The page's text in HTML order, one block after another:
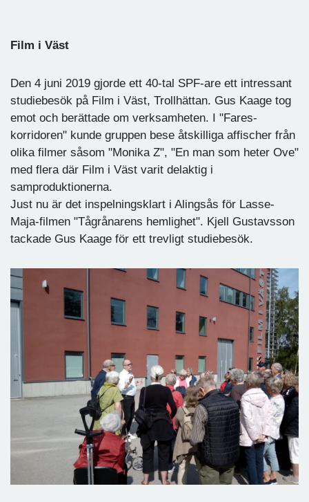
Film i Väst
Den 4 juni 2019 gjorde ett 40-tal SPF-are ett intressant
studiebesök på Film i Väst, Trollhättan. Gus Kaage tog
emot och berättade om verksamheten. I "Fares-
korridoren" kunde gruppen bese åtskilliga affischer från
olika filmer såsom "Monika Z", "En man som heter Ove"
med flera där Film i Väst varit delaktig i
samproduktionerna.
Just nu är det inspelningsklart i Alingsås för Lasse-
Maja-filmen "Tågrånarens hemlighet". Kjell Gustavsson
tackade Gus Kaage för ett trevligt studiebesök.